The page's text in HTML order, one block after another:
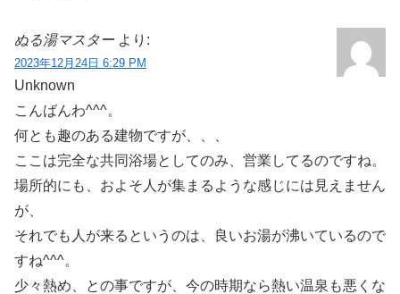
ぬる湯マスター より:
2023年12月24日 6:29 PM
Unknown
こんばんわ^^^。
何とも趣のある建物ですが、、、
ここは完全な共同浴場としてのみ、営業してるのですね。
場所的にも、およそ人が集まるような感じには見えません
が、
それでも人が来るというのは、良いお湯が沸いているので
すね^^^。
少々熱め、との事ですが、今の時期なら熱い温泉も悪くな